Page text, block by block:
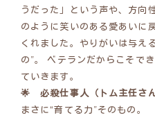
うだった」という声や、方向
のように笑いのある愛あいに
くれました。やりがいは与え
の”。 ベテランだからこそで
ていきます。
🌟 必殺仕事人（トム主任さん
まさに“育てる力”そのもの。